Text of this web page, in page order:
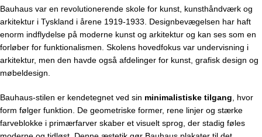
Bauhaus var en revolutionerende skole for kunst, kunsthåndværk og
arkitektur i Tyskland i årene 1919-1933. Designbevægelsen har haft
enorm indflydelse på moderne kunst og arkitektur og kan ses som en
forløber for funktionalismen. Skolens hovedfokus var undervisning i
arkitektur, men den havde også afdelinger for kunst, grafisk design og
møbeldesign.
Bauhaus-stilen er kendetegnet ved sin minimalistiske tilgang , hvor
form følger funktion. De geometriske former, rene linjer og stærke
farveblokke i primærfarver skaber et visuelt sprog, der stadig føles